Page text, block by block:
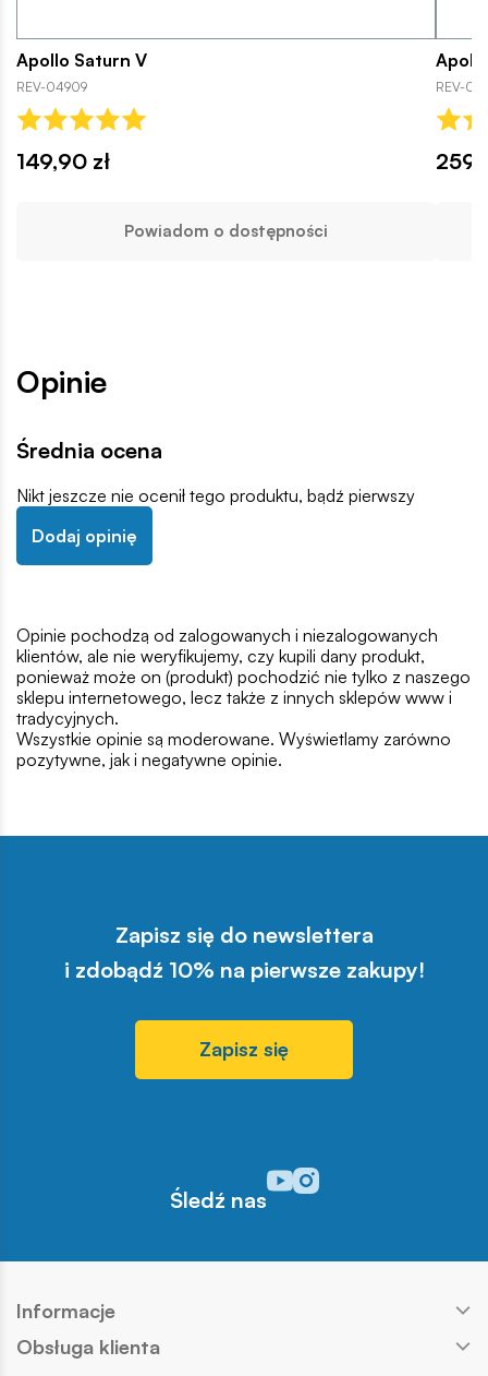
Apollo Saturn V
REV-04909
149,90 zł
Powiadom o dostępności
REV-
Opinie
Średnia ocena
Nikt jeszcze nie ocenił tego produktu, bądź pierwszy
Dodaj opinię
Opinie pochodzą od zalogowanych i niezalogowanych
klientów, ale nie weryfikujemy, czy kupili dany produkt,
ponieważ może on (produkt) pochodzić nie tylko z naszego
sklepu internetowego, lecz także z innych sklepów www i
tradycyjnych.
Wszystkie opinie są moderowane. Wyświetlamy zarówno
pozytywne, jak i negatywne opinie.
Zapisz się do newslettera
i zdobądź 10% na pierwsze zakupy!
Zapisz się
Śledź nas
Odwiedź nasz profil w
Odwiedź nasz profil w
Informacje
Obsługa klienta